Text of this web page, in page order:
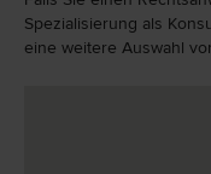
Spezialisierung als
eine weitere Auswahl